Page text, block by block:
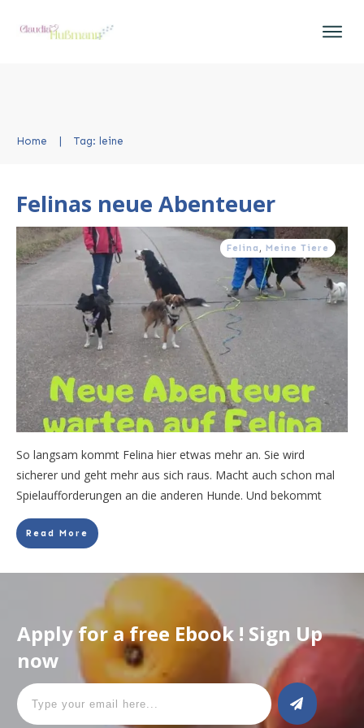
Home Tag: leine
Felinas neue Abenteuer
Felina , Meine Tiere
So langsam kommt Felina hier etwas mehr an. Sie wird
sicherer und geht mehr aus sich raus. Macht auch schon mal
Spielaufforderungen an die anderen Hunde. Und bekommt
Read More
Apply for a free Ebook ! Sign Up
now